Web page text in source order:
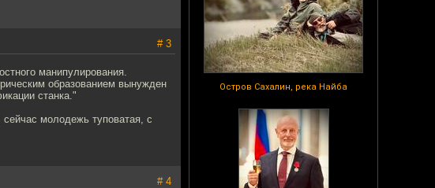
Остров Сахалин, река Найба
# 3
манипулирования.
образованием вынужден
станка."
молодежь туповатая, с
# 4